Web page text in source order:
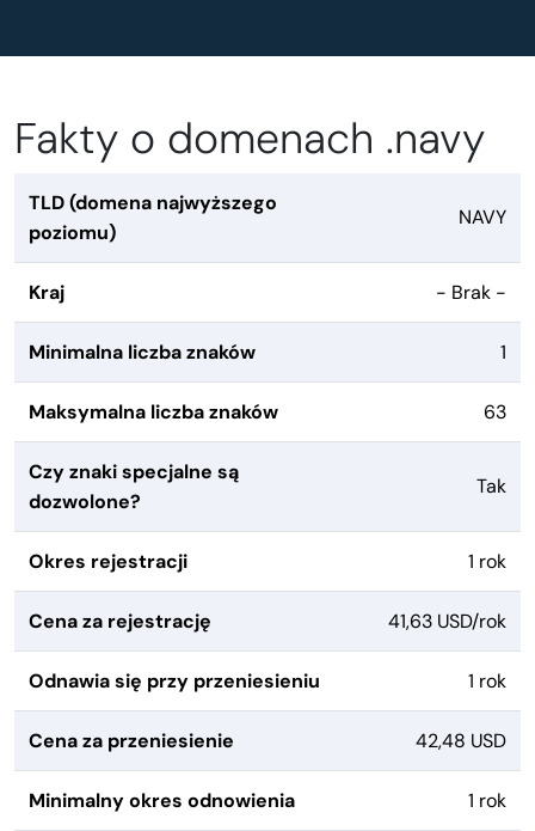
Fakty o domenach .navy
TLD (domena najwyższego
poziomu)
NAVY
Kraj - Brak -
Minimalna liczba znaków 1
Maksymalna liczba znaków 63
Czy znaki specjalne są
dozwolone?
Tak
Okres rejestracji 1 rok
Cena za rejestrację 41,63 USD/rok
Odnawia się przy przeniesieniu 1 rok
Cena za przeniesienie 42,48 USD
Minimalny okres odnowienia 1 rok